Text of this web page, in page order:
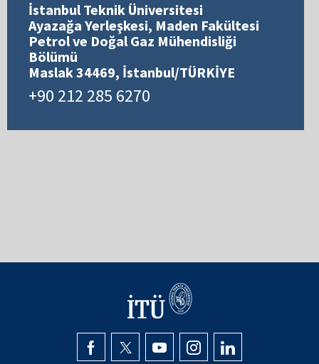
İstanbul Teknik Üniversitesi
Ayazağa Yerleşkesi, Maden Fakültesi
Petrol ve Doğal Gaz Mühendisliği
Bölümü
Maslak 34469, İstanbul/TÜRKİYE
+90 212 285 6270